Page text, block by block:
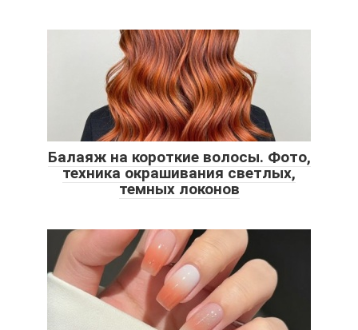
Балаяж на короткие волосы. Фото,
техника окрашивания светлых,
темных локонов